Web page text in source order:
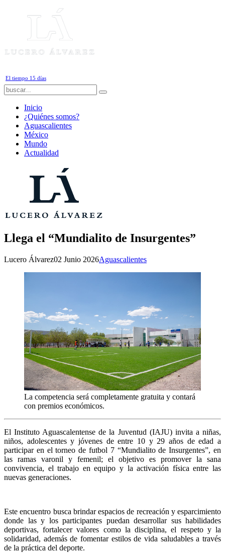
El tiempo 15 días
Inicio
¿Quiénes somos?
Aguascalientes
México
Mundo
Actualidad
Llega el “Mundialito de Insurgentes”
Lucero Álvarez02 Junio 2026Aguascalientes
La competencia será completamente gratuita y contará
con premios económicos.
El Instituto Aguascalentense de la Juventud (IAJU) invita a niñas,
niños, adolescentes y jóvenes de entre 10 y 29 años de edad a
participar en el torneo de futbol 7 “Mundialito de Insurgentes”, en
las ramas varonil y femenil; el objetivo es promover la sana
convivencia, el trabajo en equipo y la activación física entre las
nuevas generaciones.
Este encuentro busca brindar espacios de recreación y esparcimiento
donde las y los participantes puedan desarrollar sus habilidades
deportivas, fortalecer valores como la disciplina, el respeto y la
solidaridad, además de fomentar estilos de vida saludables a través
de la práctica del deporte.